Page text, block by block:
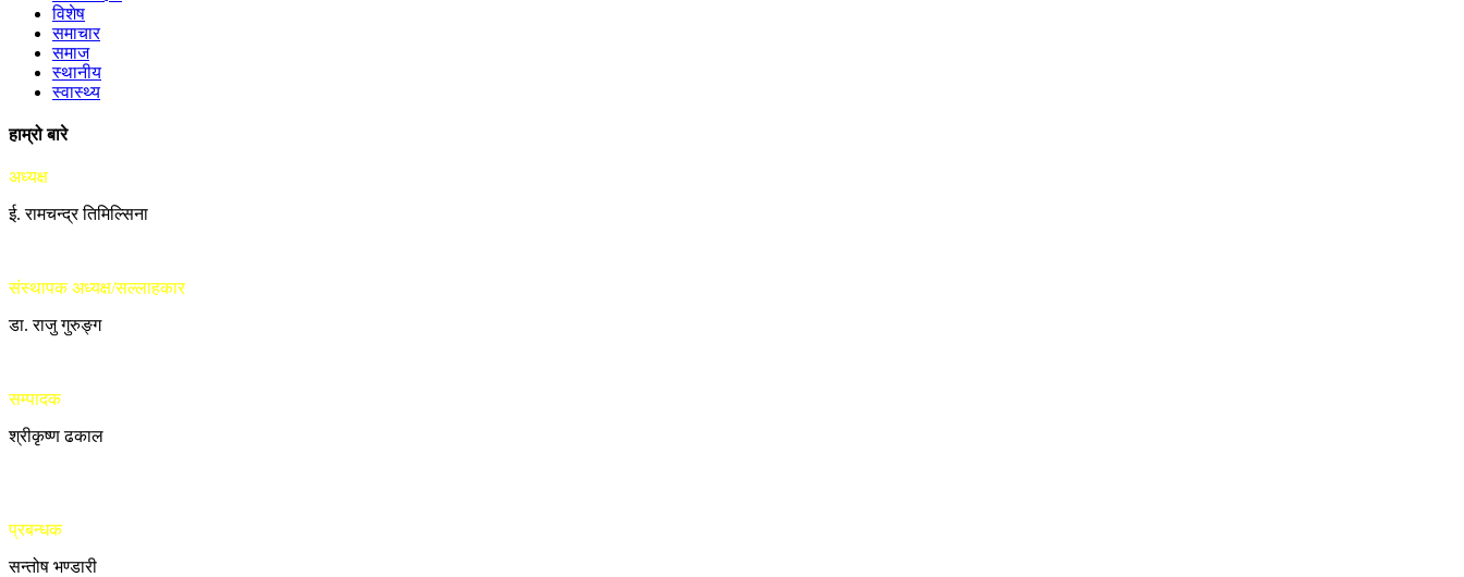
विशेष
समाचार
समाज
स्थानीय
स्वास्थ्य
हाम्रो बारे
अध्यक्ष
ई. रामचन्द्र तिमिल्सिना
संस्थापक अध्यक्ष/सल्लाहकार
डा. राजु गुरुङ्ग
सम्पादक
श्रीकृष्ण ढकाल
प्रबन्धक
सन्तोष भण्डारी